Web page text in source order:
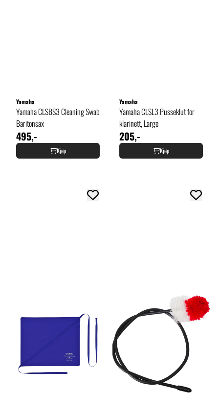
Yamaha
Yamaha CLSBS3 Cleaning Swab
Baritonsax
495,-
Kjøp
Yamaha
Yamaha CLSL3 Pusseklut for
klarinett, Large
205,-
Kjøp